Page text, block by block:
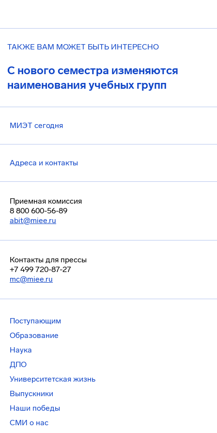
ТАКЖЕ ВАМ МОЖЕТ БЫТЬ ИНТЕРЕСНО
С нового семестра изменяются
наименования учебных групп
МИЭТ сегодня
Адреса и контакты
Приемная комиссия
8 800 600-56-89
abit@miee.ru
Контакты для прессы
+7 499 720-87-27
mc@miee.ru
Поступающим
Образование
Наука
ДПО
Университетская жизнь
Выпускники
Наши победы
СМИ о нас